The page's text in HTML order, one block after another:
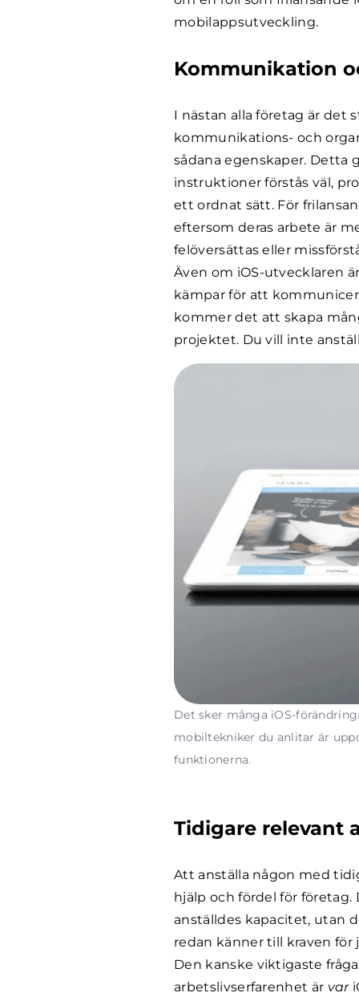
mobilappsutveckling.
Kommunikation
I nästan alla företag är det
kommunikations- och
sådana egenskaper.
instruktioner förstås väl,
ett ordnat sätt. För
eftersom deras arbete är
felöversättas eller
Även om iOS-utvecklaren
kämpar för att
kommer det att skapa
projektet. Du vill inte
Det sker många iOS-
mobiltekniker du anlitar är
funktionerna.
Tidigare relevant
Att anställa någon med
hjälp och fördel för
anställdes kapacitet, utan
redan känner till kraven för
Den kanske viktigaste
arbetslivserfarenhet är var